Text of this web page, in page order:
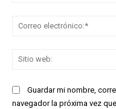
Guardar mi nombre,
navegador la próxima vez